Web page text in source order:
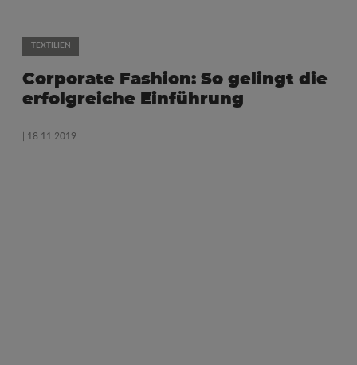
TEXTILIEN
Corporate Fashion: So gelingt die
erfolgreiche Einführung
| 18.11.2019